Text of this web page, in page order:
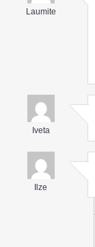
Laumite
Iveta
Ilze